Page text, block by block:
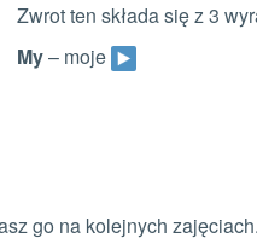
Zwrot ten składa się z 3
My– moje
go na kolejnych zajęciach.